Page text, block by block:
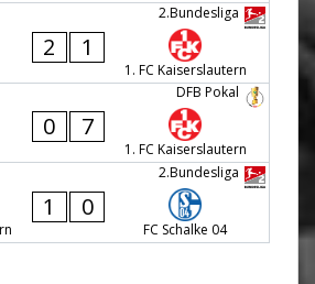
2.Bundesliga
2 1
1. FC Kaiserslautern
DFB Pokal
0 7
1. FC Kaiserslautern
2.Bundesliga
1 0
FC Schalke 04